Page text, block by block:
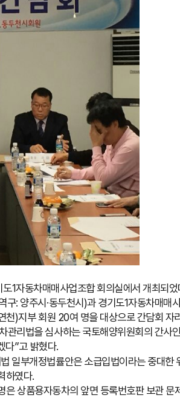
1자동차매매사업조합 회의실에서 개최되었
: 양주시·동두천시)과 경기도1자동차매
천)지부 회원 20여 명을 대상으로 간담회 자
리법을 심사하는 국토해양위원회의 간
다”고 밝혔다.
일부개정법률안은 소급입법이라는 중대
하였다.
상품용자동차의 앞면 등록번호판 보관